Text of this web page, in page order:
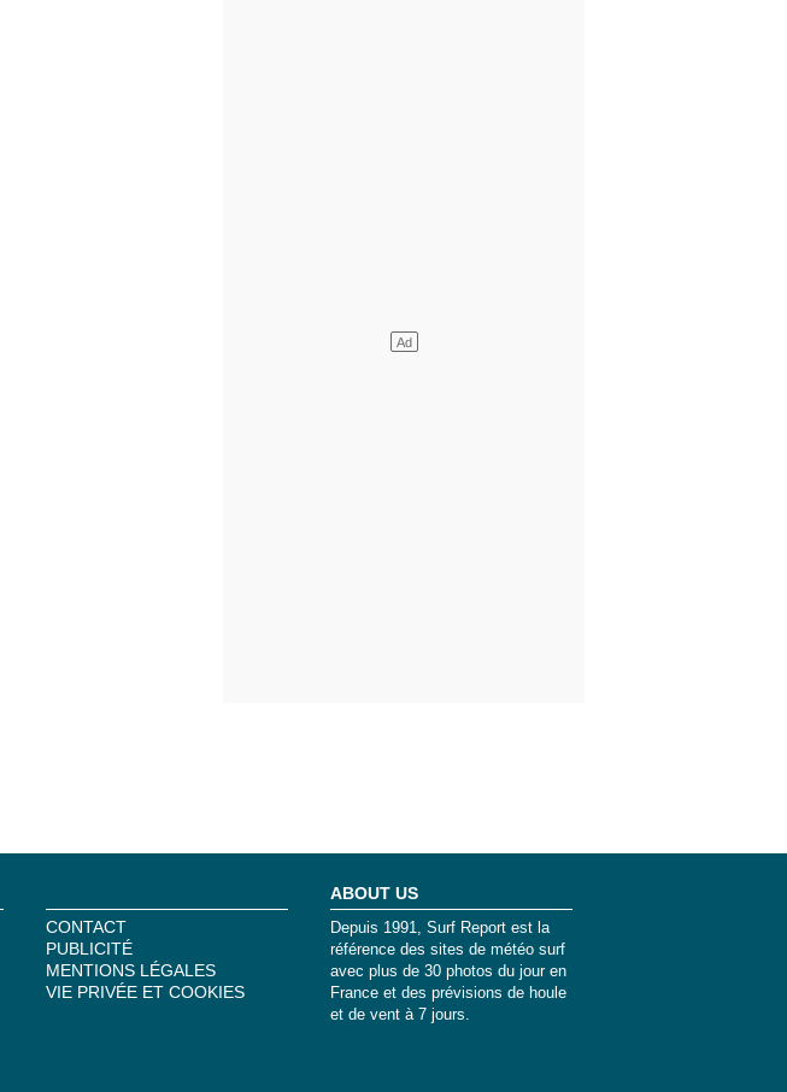
CONTACT
PUBLICITÉ
MENTIONS LÉGALES
VIE PRIVÉE ET COOKIES
ABOUT US
Depuis 1991, Surf Report est la
référence des sites de météo surf
avec plus de 30 photos du jour en
France et des prévisions de houle
et de vent à 7 jours.